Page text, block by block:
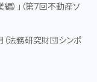
）」（第7回不動産ソ
法務研究財団シンポ